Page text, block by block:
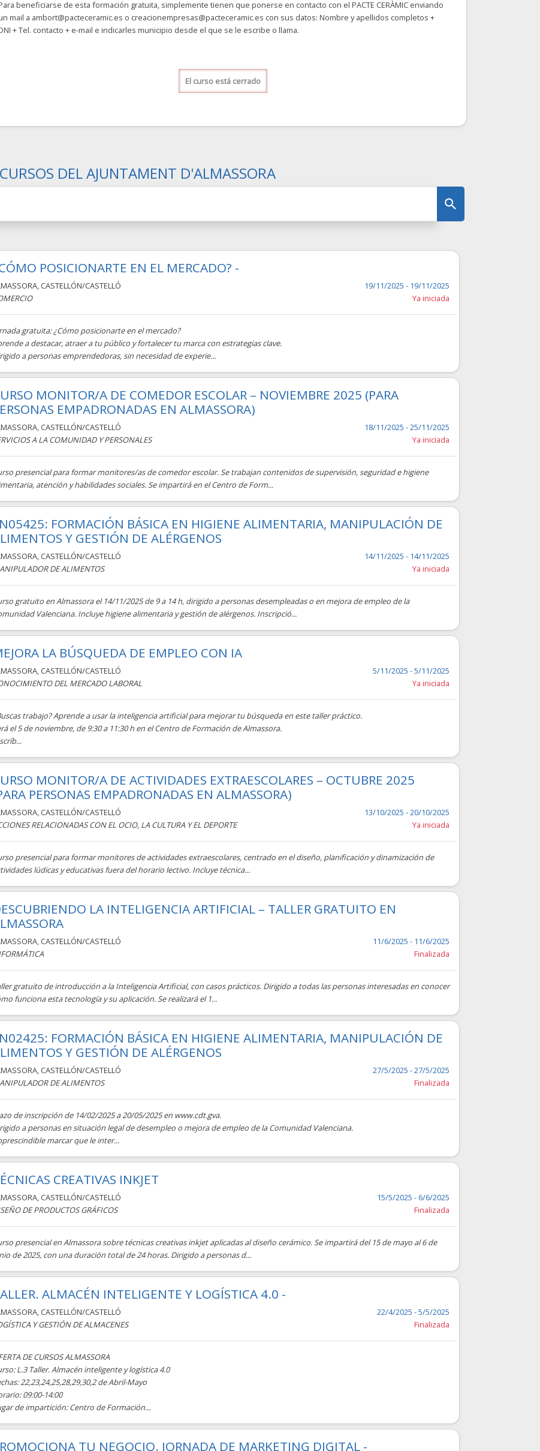
beneficiarse de esta formación gratuita, simplemente tienen que ponerse en contacto con el PACTE CERÀMIC enviando
mail a ambort@pacteceramic.es o creacionempresas@pacteceramic.es con sus datos: Nombre y apellidos completos +
+ Tel. contacto + e-mail e indicarles municipio desde el que se le escribe o llama.
El curso está cerrado
CURSOS DEL AJUNTAMENT D'ALMASSORA
POSICIONARTE EN EL MERCADO? -
, CASTELLÓN/CASTELLÓ
19/11/2025 - 19/11/2025
Ya iniciada
gratuita: ¿Cómo posicionarte en el mercado?
a destacar, atraer a tu público y fortalecer tu marca con estrategias clave.
a personas emprendedoras, sin necesidad de experie...
MONITOR/A DE COMEDOR ESCOLAR – NOVIEMBRE 2025 (PARA
EMPADRONADAS EN ALMASSORA)
, CASTELLÓN/CASTELLÓ
18/11/2025 - 25/11/2025
A LA COMUNIDAD Y PERSONALES
Ya iniciada
presencial para formar monitores/as de comedor escolar. Se trabajan contenidos de supervisión, seguridad e higiene
atención y habilidades sociales. Se impartirá en el Centro de Form...
FORMACIÓN BÁSICA EN HIGIENE ALIMENTARIA, MANIPULACIÓN DE
Y GESTIÓN DE ALÉRGENOS
, CASTELLÓN/CASTELLÓ
14/11/2025 - 14/11/2025
DE ALIMENTOS
Ya iniciada
gratuito en Almassora el 14/11/2025 de 9 a 14 h, dirigido a personas desempleadas o en mejora de empleo de la
Valenciana. Incluye higiene alimentaria y gestión de alérgenos. Inscripció...
LA BÚSQUEDA DE EMPLEO CON IA
, CASTELLÓN/CASTELLÓ
5/11/2025 - 5/11/2025
DEL MERCADO LABORAL
Ya iniciada
trabajo? Aprende a usar la inteligencia artificial para mejorar tu búsqueda en este taller práctico.
el 5 de noviembre, de 9:30 a 11:30 h en el Centro de Formación de Almassora.
MONITOR/A DE ACTIVIDADES EXTRAESCOLARES – OCTUBRE 2025
PERSONAS EMPADRONADAS EN ALMASSORA)
, CASTELLÓN/CASTELLÓ
13/10/2025 - 20/10/2025
RELACIONADAS CON EL OCIO, LA CULTURA Y EL DEPORTE
Ya iniciada
presencial para formar monitores de actividades extraescolares, centrado en el diseño, planificación y dinamización de
lúdicas y educativas fuera del horario lectivo. Incluye técnica...
LA INTELIGENCIA ARTIFICIAL – TALLER GRATUITO EN
, CASTELLÓN/CASTELLÓ
11/6/2025 - 11/6/2025
Finalizada
gratuito de introducción a la Inteligencia Artificial, con casos prácticos. Dirigido a todas las personas interesadas en conocer
funciona esta tecnología y su aplicación. Se realizará el 1...
FORMACIÓN BÁSICA EN HIGIENE ALIMENTARIA, MANIPULACIÓN DE
Y GESTIÓN DE ALÉRGENOS
, CASTELLÓN/CASTELLÓ
27/5/2025 - 27/5/2025
DE ALIMENTOS
Finalizada
de inscripción de 14/02/2025 a 20/05/2025 en www.cdt.gva.
a personas en situación legal de desempleo o mejora de empleo de la Comunidad Valenciana.
marcar que le inter...
CREATIVAS INKJET
, CASTELLÓN/CASTELLÓ
15/5/2025 - 6/6/2025
DE PRODUCTOS GRÁFICOS
Finalizada
presencial en Almassora sobre técnicas creativas inkjet aplicadas al diseño cerámico. Se impartirá del 15 de mayo al 6 de
de 2025, con una duración total de 24 horas. Dirigido a personas d...
ALMACÉN INTELIGENTE Y LOGÍSTICA 4.0 -
, CASTELLÓN/CASTELLÓ
22/4/2025 - 5/5/2025
Y GESTIÓN DE ALMACENES
Finalizada
DE CURSOS ALMASSORA
L.3 Taller. Almacén inteligente y logística 4.0
22,23,24,25,28,29,30,2 de Abril-Mayo
09:00-14:00
de impartición: Centro de Formación...
TU NEGOCIO. JORNADA DE MARKETING DIGITAL -